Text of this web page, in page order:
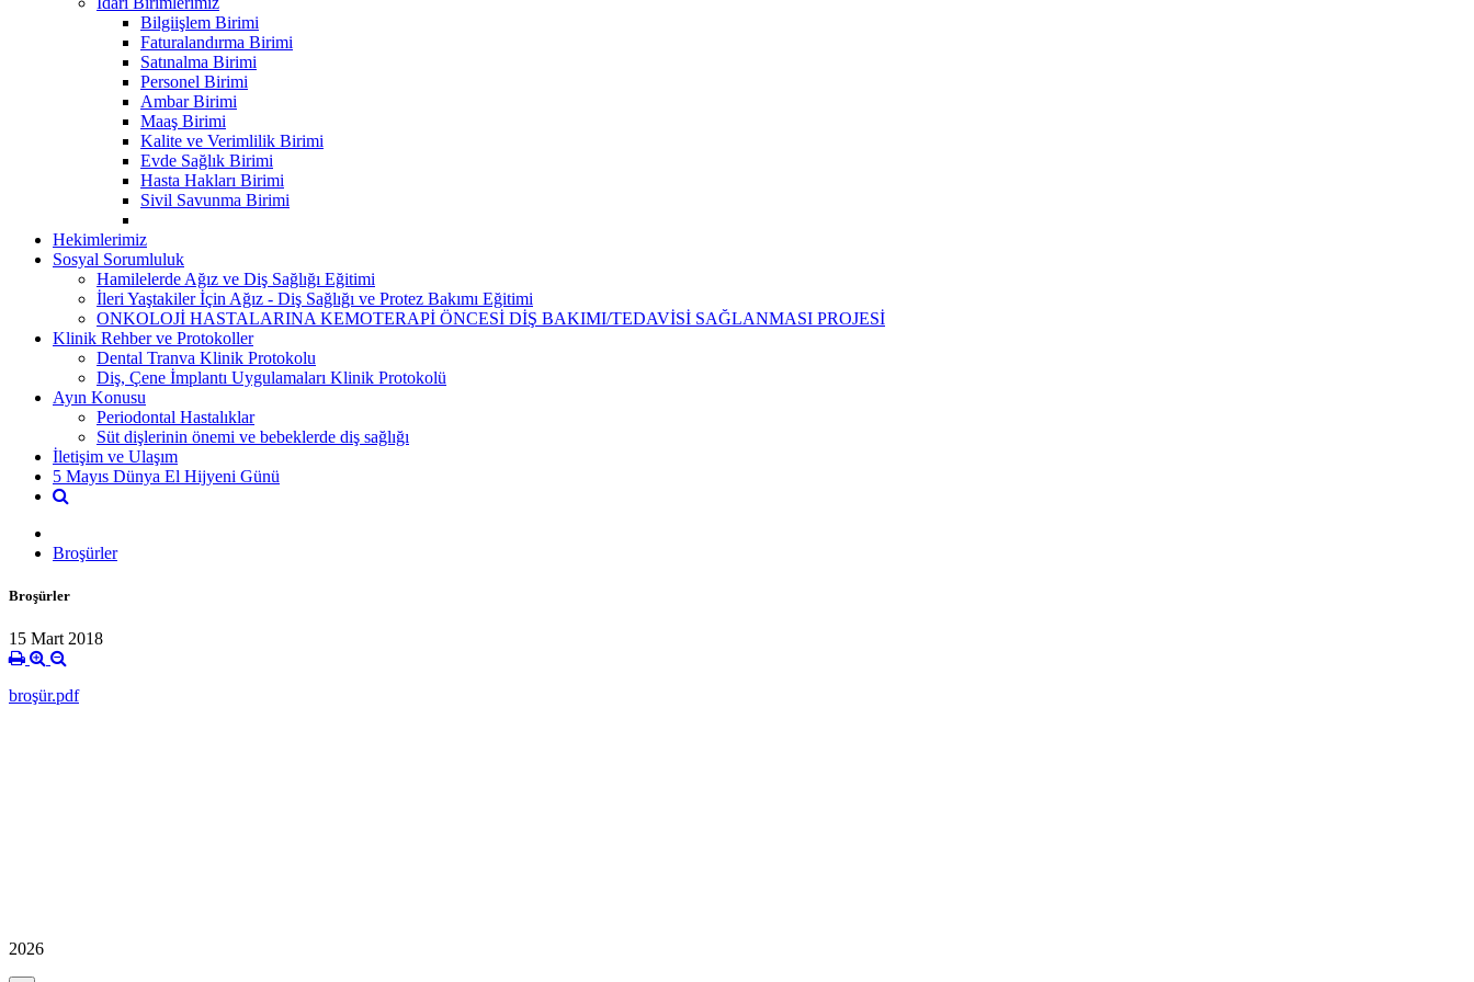
Bilgiişlem Birimi
Faturalandırma Birimi
Satınalma Birimi
Personel Birimi
Ambar Birimi
Maaş Birimi
Kalite ve Verimlilik Birimi
Evde Sağlık Birimi
Hasta Hakları Birimi
Sivil Savunma Birimi
Hekimlerimiz
Sosyal Sorumluluk
Hamilelerde Ağız ve Diş Sağlığı Eğitimi
İleri Yaştakiler İçin Ağız - Diş Sağlığı ve Protez Bakımı Eğitimi
ONKOLOJİ HASTALARINA KEMOTERAPİ ÖNCESİ DİŞ BAKIMI/TEDAVİSİ SAĞLANMASI PROJESİ
Klinik Rehber ve Protokoller
Dental Tranva Klinik Protokolu
Diş, Çene İmplantı Uygulamaları Klinik Protokolü
Ayın Konusu
Periodontal Hastalıklar
Süt dişlerinin önemi ve bebeklerde diş sağlığı
İletişim ve Ulaşım
5 Mayıs Dünya El Hijyeni Günü
Broşürler
Broşürler
15 Mart 2018
broşür.pdf
2026